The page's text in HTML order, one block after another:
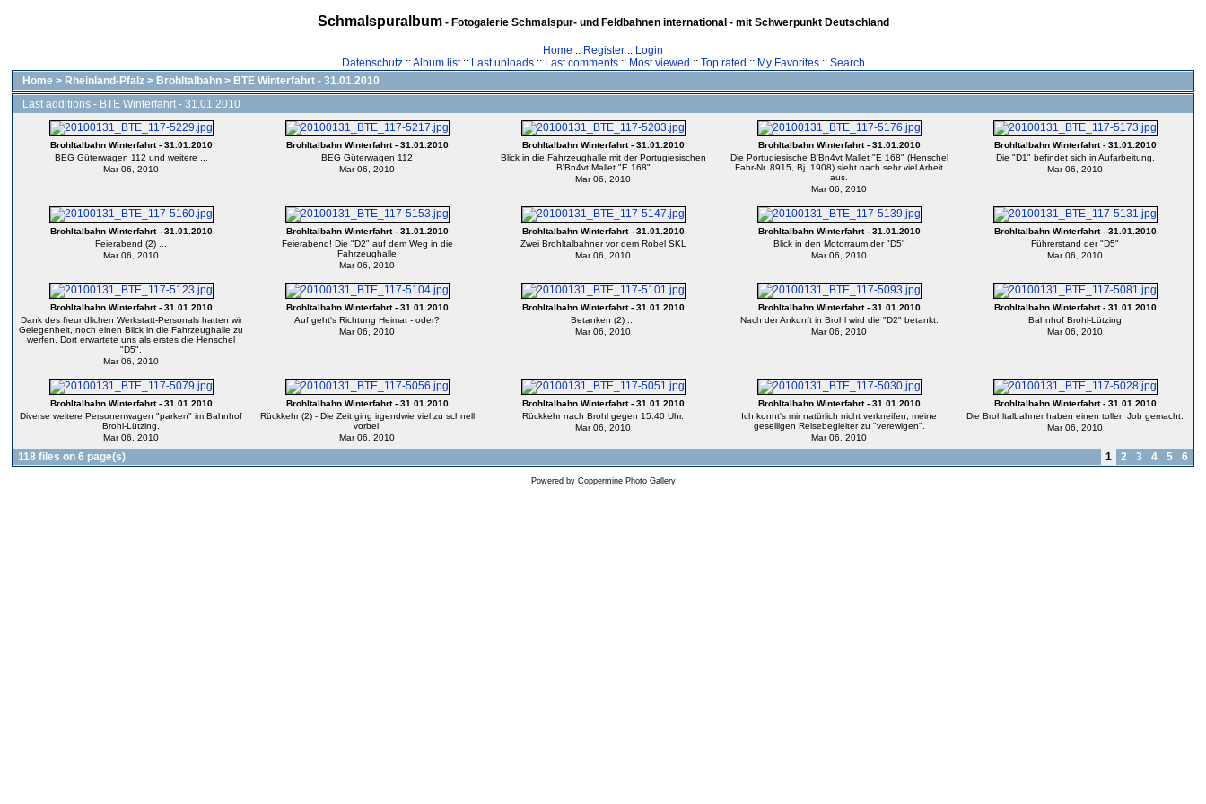
Schmalspuralbum- Fotogalerie Schmalspur- und Feldbahnen international - mit Schwerpunkt Deutschland
Home :: Register :: Login
Datenschutz::Album list:: Last uploads:: Last comments:: Most viewed :: Top rated :: My Favorites:: Search
Home > Rheinland-Pfalz > Brohltalbahn > BTE Winterfahrt - 31.01.2010
Last additions - BTE Winterfahrt - 31.01.2010
Brohltalbahn Winterfahrt - 31.01.2010
BEG Güterwagen 112 und weitere ...
Mar 06, 2010
Brohltalbahn Winterfahrt - 31.01.2010
BEG Güterwagen 112
Mar 06, 2010
Brohltalbahn Winterfahrt - 31.01.2010
Blick in die Fahrzeughalle mit der Portugiesischen
B'Bn4vt Mallet "E 168"
Mar 06, 2010
Brohltalbahn Winterfahrt - 31.01.2010
Die Portugiesische B'Bn4vt Mallet "E 168" (Henschel
Fabr-Nr. 8915, Bj. 1908) sieht nach sehr viel Arbeit
aus.
Mar 06, 2010
Brohltalbahn Winterfahrt - 31.01.2010
Die "D1" befindet sich in Aufarbeitung.
Mar 06, 2010
Brohltalbahn Winterfahrt - 31.01.2010
Feierabend (2) ...
Mar 06, 2010
Brohltalbahn Winterfahrt - 31.01.2010
Feierabend! Die "D2" auf dem Weg in die
Fahrzeughalle
Mar 06, 2010
Brohltalbahn Winterfahrt - 31.01.2010
Zwei Brohltalbahner vor dem Robel SKL
Mar 06, 2010
Brohltalbahn Winterfahrt - 31.01.2010
Blick in den Motorraum der "D5"
Mar 06, 2010
Brohltalbahn Winterfahrt - 31.01.2010
Führerstand der "D5"
Mar 06, 2010
Brohltalbahn Winterfahrt - 31.01.2010
Dank des freundlichen Werkstatt-Personals hatten wir
Gelegenheit, noch einen Blick in die Fahrzeughalle zu
werfen. Dort erwartete uns als erstes die Henschel
"D5".
Mar 06, 2010
Brohltalbahn Winterfahrt - 31.01.2010
Auf geht's Richtung Heimat - oder?
Mar 06, 2010
Brohltalbahn Winterfahrt - 31.01.2010
Betanken (2) ...
Mar 06, 2010
Brohltalbahn Winterfahrt - 31.01.2010
Nach der Ankunft in Brohl wird die "D2" betankt.
Mar 06, 2010
Brohltalbahn Winterfahrt - 31.01.2010
Bahnhof Brohl-Lützing
Mar 06, 2010
Brohltalbahn Winterfahrt - 31.01.2010
Diverse weitere Personenwagen "parken" im Bahnhof
Brohl-Lützing.
Mar 06, 2010
Brohltalbahn Winterfahrt - 31.01.2010
Rückkehr (2) - Die Zeit ging irgendwie viel zu schnell
vorbei!
Mar 06, 2010
Brohltalbahn Winterfahrt - 31.01.2010
Rückkehr nach Brohl gegen 15:40 Uhr.
Mar 06, 2010
Brohltalbahn Winterfahrt - 31.01.2010
Ich konnt's mir natürlich nicht verkneifen, meine
geselligen Reisebegleiter zu "verewigen".
Mar 06, 2010
Brohltalbahn Winterfahrt - 31.01.2010
Die Brohltalbahner haben einen tollen Job gemacht.
Mar 06, 2010
118 files on 6 page(s) 1 2 3 4 5 6
Powered by Coppermine Photo Gallery